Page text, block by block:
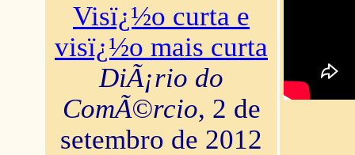
Visï¿½o curta e
visï¿½o mais curta
DiÃ¡rio do
ComÃ©rcio, 2 de
setembro de 2012